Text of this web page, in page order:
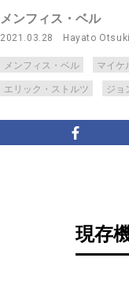
メンフィス・ベル
2021.03.28 Hayato Otsuki
メンフィス・ベル マイケ
エリック・ストルツ ジョ
現存